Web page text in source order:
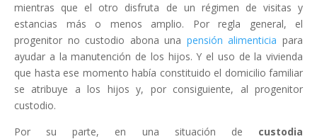
mientras que el otro disfruta de un régimen de visitas y
estancias más o menos amplio. Por regla general, el
progenitor no custodio abona una pensión alimenticia para
ayudar a la manutención de los hijos. Y el uso de la vivienda
que hasta ese momento había constituido el domicilio familiar
se atribuye a los hijos y, por consiguiente, al progenitor
custodio.
Por su parte, en una situación de custodia